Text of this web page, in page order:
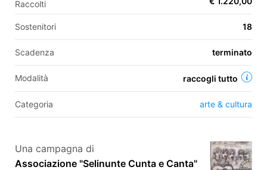
EN
FR
Raccolti
Sostenitori 18
Scadenza terminato
Modalità raccogli tutto
Categoria arte & cultura
Una campagna di
Associazione "Selinunte Cunta e Canta"